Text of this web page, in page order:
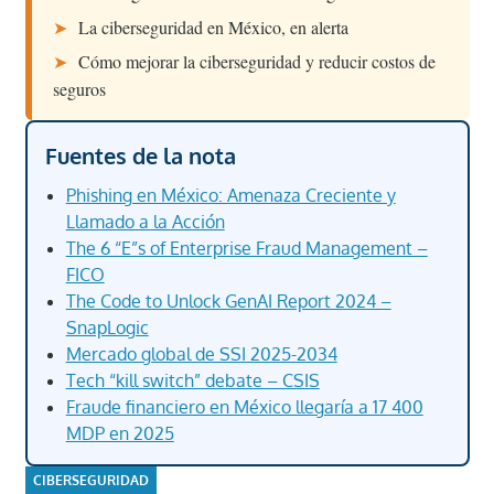
➤ La ciberseguridad en México, en alerta
➤ Cómo mejorar la ciberseguridad y reducir costos de
seguros
Fuentes de la nota
Phishing en México: Amenaza Creciente y
Llamado a la Acción
The 6 “E”s of Enterprise Fraud Management –
FICO
The Code to Unlock GenAI Report 2024 –
SnapLogic
Mercado global de SSI 2025-2034
Tech “kill switch” debate – CSIS
Fraude financiero en México llegaría a 17 400
MDP en 2025
CIBERSEGURIDAD